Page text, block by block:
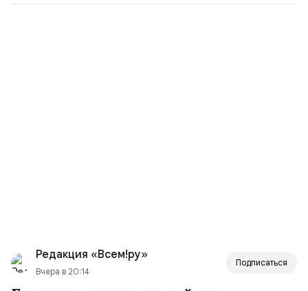
Редакция «Всем!ру»
Вчера в 20:14
Подписаться